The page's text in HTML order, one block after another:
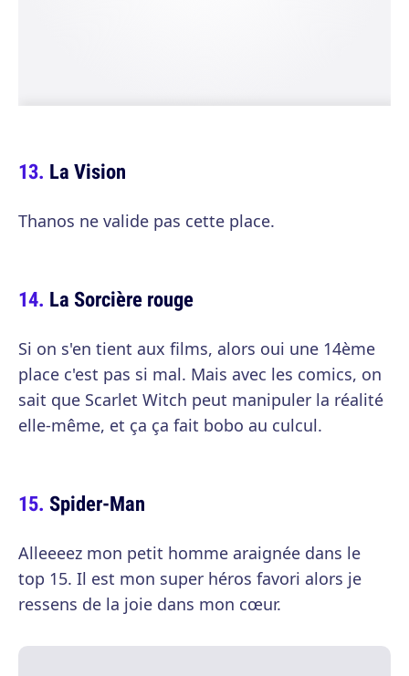
La Vision
Thanos ne valide pas cette place.
La Sorcière rouge
Si on s'en tient aux films, alors oui une 14ème
place c'est pas si mal. Mais avec les comics, on
sait que Scarlet Witch peut manipuler la réalité
elle-même, et ça ça fait bobo au culcul.
Spider-Man
Alleeeez mon petit homme araignée dans le
top 15. Il est mon super héros favori alors je
ressens de la joie dans mon cœur.